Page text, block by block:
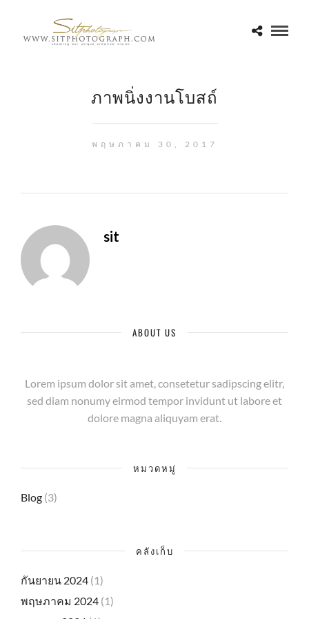
ภาพนิ่งงานโบสถ์
พฤษภาคม 30, 2017
sit
ABOUT US
Lorem ipsum dolor sit amet, consetetur sadipscing elitr,
sed diam nonumy eirmod tempor invidunt ut labore et
dolore magna aliquyam erat.
หมวดหมู่
Blog (3)
คลังเก็บ
กันยายน 2024 (1)
พฤษภาคม 2024 (1)